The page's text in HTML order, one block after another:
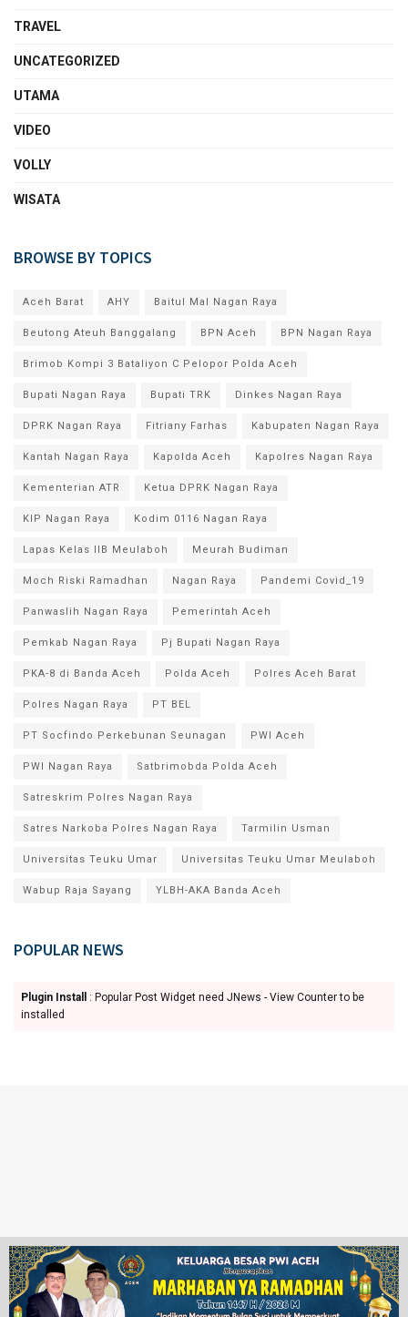
TRAVEL
UNCATEGORIZED
UTAMA
VIDEO
VOLLY
WISATA
BROWSE BY TOPICS
Aceh Barat AHY Baitul Mal Nagan Raya
Beutong Ateuh Banggalang BPN Aceh BPN Nagan Raya
Brimob Kompi 3 Bataliyon C Pelopor Polda Aceh
Bupati Nagan Raya Bupati TRK Dinkes Nagan Raya
DPRK Nagan Raya Fitriany Farhas Kabupaten Nagan Raya
Kantah Nagan Raya Kapolda Aceh Kapolres Nagan Raya
Kementerian ATR Ketua DPRK Nagan Raya
KIP Nagan Raya Kodim 0116 Nagan Raya
Lapas Kelas IIB Meulaboh Meurah Budiman
Moch Riski Ramadhan Nagan Raya Pandemi Covid_19
Panwaslih Nagan Raya Pemerintah Aceh
Pemkab Nagan Raya Pj Bupati Nagan Raya
PKA-8 di Banda Aceh Polda Aceh Polres Aceh Barat
Polres Nagan Raya PT BEL
PT Socfindo Perkebunan Seunagan PWI Aceh
PWI Nagan Raya Satbrimobda Polda Aceh
Satreskrim Polres Nagan Raya
Satres Narkoba Polres Nagan Raya Tarmilin Usman
Universitas Teuku Umar Universitas Teuku Umar Meulaboh
Wabup Raja Sayang YLBH-AKA Banda Aceh
POPULAR NEWS
Plugin Install
: Popular Post Widget need JNews - View Counter to be
installed
Ketentuan Penggunaan Redaksi